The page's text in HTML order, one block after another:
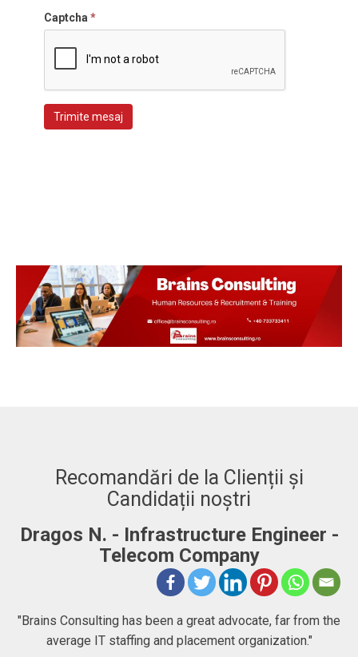
Captcha *
Trimite mesaj
Recomandări de la Clienții și
Candidații noștri
Dragos N. - Infrastructure Engineer -
Telecom Company
"Brains Consulting has been a great advocate, far from the
average IT staffing and placement organization."